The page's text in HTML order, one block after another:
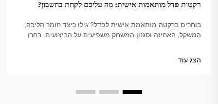
רקטות פדל מותאמות אישית: מה עליכם לקחת בחשבון?
בוחרים ברקטה מותאמת אישית לפדל? גילו כיצד חומר הליבה,
המשקל, האחיזה וסגנון המשחק משפיעים על הביצועים. בחרו
הצג עוד